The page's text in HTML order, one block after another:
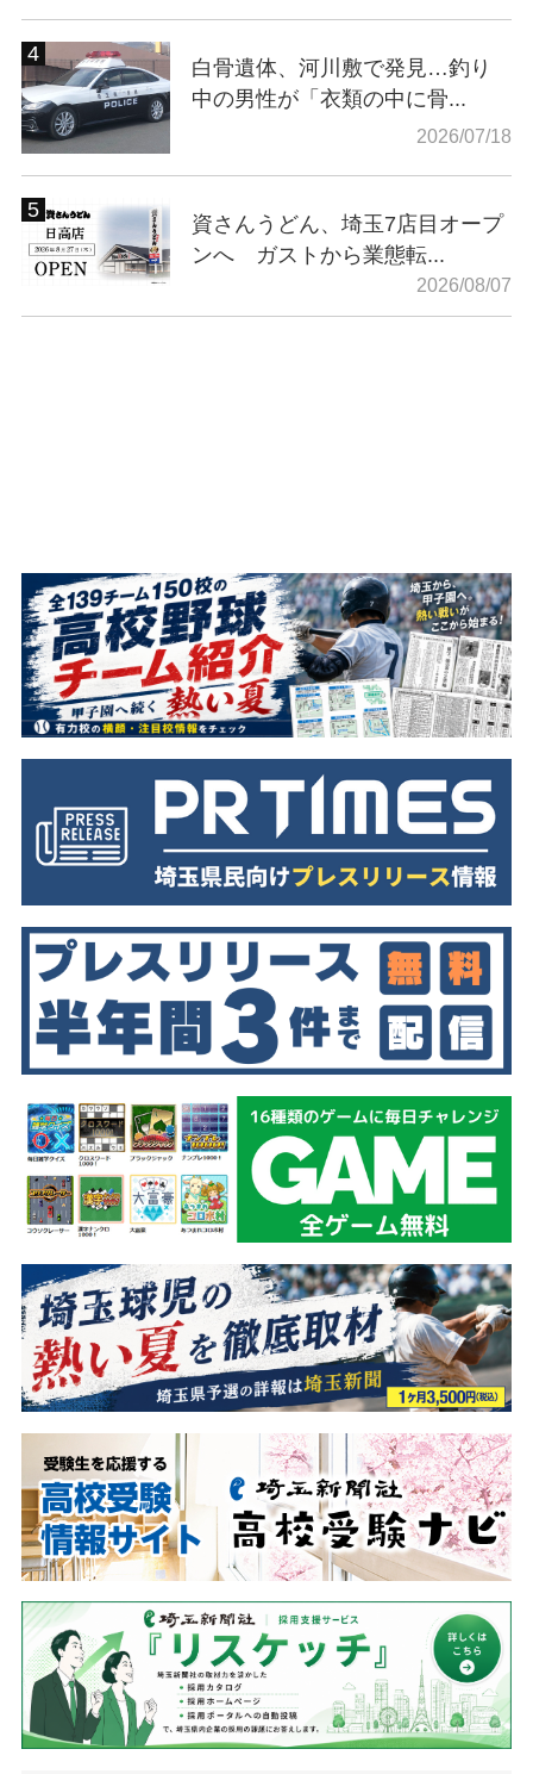
白骨遺体、河川敷で発見…釣り
中の男性が「衣類の中に骨...
2026/07/18
資さんうどん、埼玉7店目オープ
ンへ ガストから業態転...
2026/08/07